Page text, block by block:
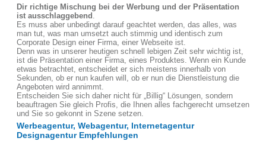
Dir richtige Mischung bei der Werbung und der Präsentation
ist ausschlaggebend .
Es muss aber unbedingt darauf geachtet werden, das alles, was
man tut, was man umsetzt auch stimmig und identisch zum
Corporate Design einer Firma, einer Webseite ist.
Denn was in unserer heutigen schnell lebigen Zeit sehr wichtig ist,
ist die Präsentation einer Firma, eines Produktes. Wenn ein Kunde
etwas betrachtet, entscheidet er sich meistens innerhalb von
Sekunden, ob er nun kaufen will, ob er nun die Dienstleistung die
Angeboten wird annimmt.
Entscheiden Sie sich daher nicht für „Billig“ Lösungen, sondern
beauftragen Sie gleich Profis, die Ihnen alles fachgerecht umsetzen
und Sie so gekonnt in Szene setzen.
Werbeagentur, Webagentur, Internetagentur
Designagentur Empfehlungen